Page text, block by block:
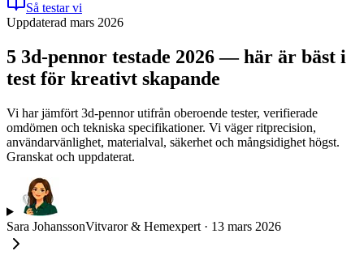
Så testar vi
Uppdaterad mars 2026
5 3d-pennor testade 2026 — här är bäst i
test för kreativt skapande
Vi har jämfört 3d-pennor utifrån oberoende tester, verifierade
omdömen och tekniska specifikationer. Vi väger ritprecision,
användarvänlighet, materialval, säkerhet och mångsidighet högst.
Granskat och uppdaterat.
Sara JohanssonVitvaror & Hemexpert · 13 mars 2026